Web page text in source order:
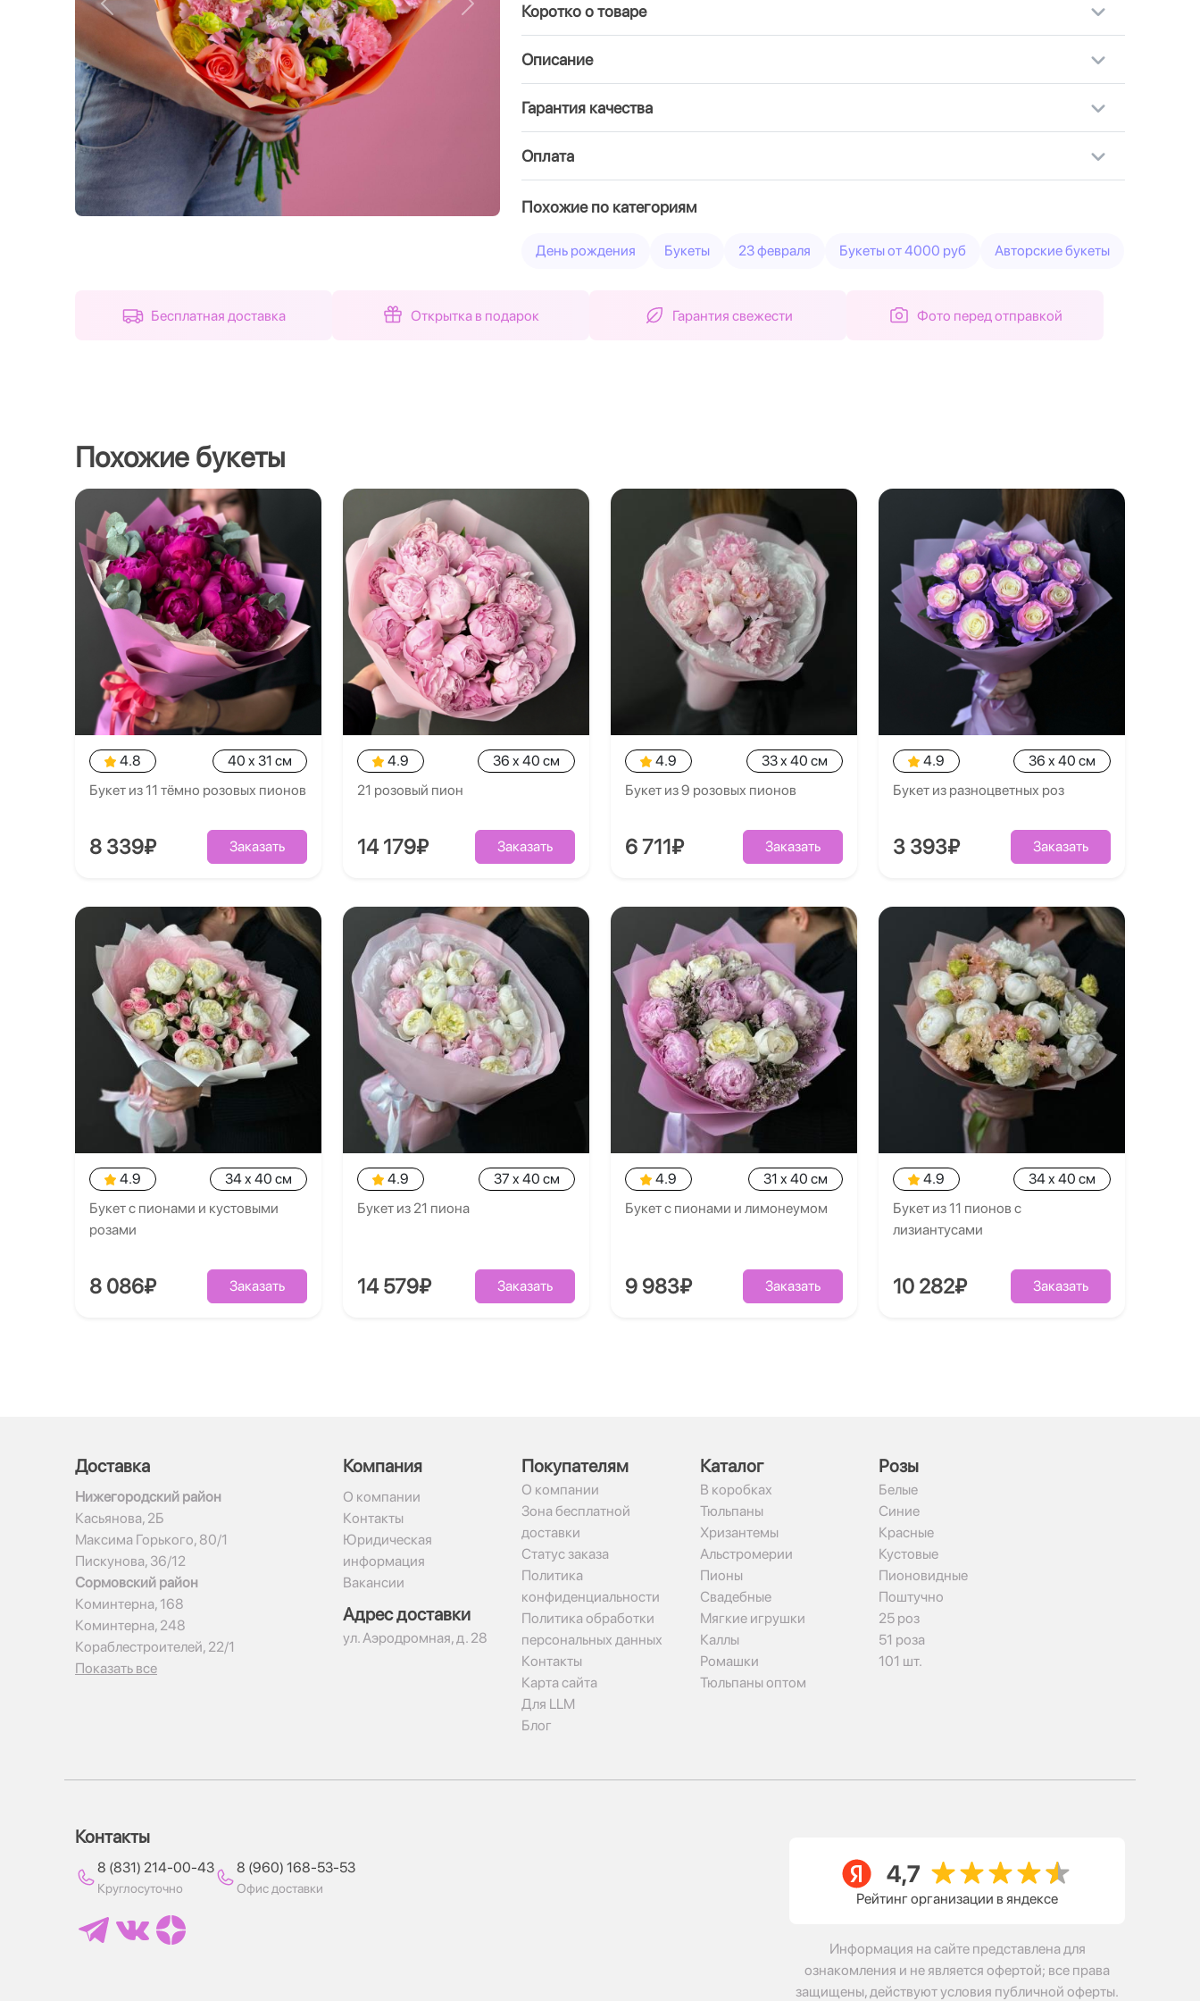
Назад Вперед Коротко о товаре
Описание
Гарантия качества
Оплата
Похожие по категориям
День рождения Букеты 23 февраля Букеты от 4000 руб Авторские букеты
Бесплатная доставка Открытка в подарок Гарантия свежести Фото перед отправкой
Похожие букеты
4.8
40 x 31 см
Букет из 11 тёмно розовых пионов
8 339₽ Заказать
4.9
36 x 40 см
21 розовый пион
14 179₽ Заказать
4.9
33 x 40 см
Букет из 9 розовых пионов
6 711₽ Заказать
4.9
36 x 40 см
Букет из разноцветных роз
3 393₽ Заказать
4.9
34 x 40 см
Букет с пионами и кустовыми
розами
8 086₽ Заказать
4.9
37 x 40 см
Букет из 21 пиона
14 579₽ Заказать
4.9
31 x 40 см
Букет с пионами и лимонеумом
9 983₽ Заказать
4.9
34 x 40 см
Букет из 11 пионов с
лизиантусами
10 282₽ Заказать
Доставка
Нижегородский район
Касьянова, 2Б
Максима Горького, 80/1
Пискунова, 36/12
Сормовский район
Коминтерна, 168
Коминтерна, 248
Кораблестроителей, 22/1
Показать все
Компания
О компании
Контакты
Юридическая
информация
Вакансии
Адрес доставки
ул. Аэродромная, д. 28
Покупателям
О компании
Зона бесплатной
доставки
Статус заказа
Политика
конфиденциальности
Политика обработки
персональных данных
Контакты
Карта сайта
Для LLM
Блог
Каталог
В коробках
Тюльпаны
Хризантемы
Альстромерии
Пионы
Свадебные
Мягкие игрушки
Каллы
Ромашки
Тюльпаны оптом
Рoзы
Белые
Синие
Красные
Кустовые
Пионовидные
Поштучно
25 роз
51 роза
101 шт.
Контакты
8 (831) 214-00-43
Круглосуточно
8 (960) 168-53-53
Офис доставки
Рейтинг организации в яндексе
Информация на сайте представлена для
ознакомления и не является офертой; все права
защищены, действуют условия публичной оферты.